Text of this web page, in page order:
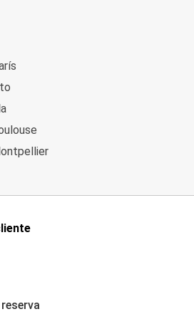
el mundo. Además,
a bordo, espacio
de reservas
todo tu equipaje